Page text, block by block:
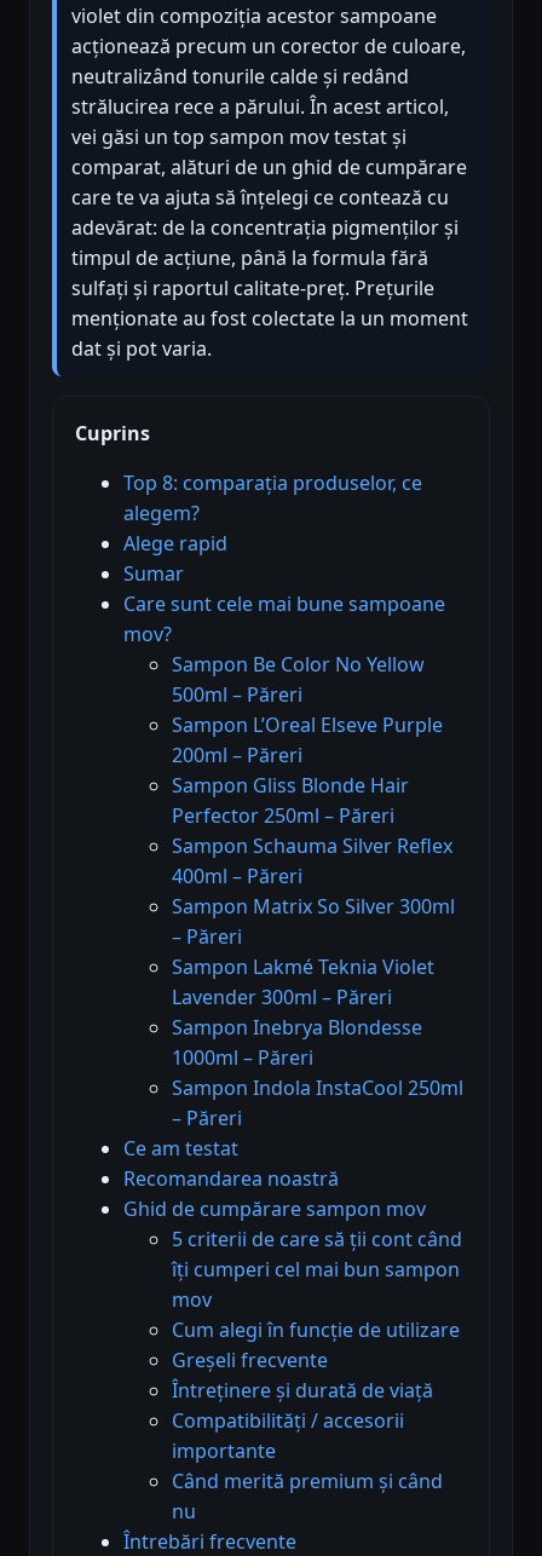
violet din compoziția acestor sampoane
acționează precum un corector de culoare,
neutralizând tonurile calde și redând
strălucirea rece a părului. În acest articol,
vei găsi un top sampon mov testat și
comparat, alături de un ghid de cumpărare
care te va ajuta să înțelegi ce contează cu
adevărat: de la concentrația pigmenților și
timpul de acțiune, până la formula fără
sulfați și raportul calitate-preț. Prețurile
menționate au fost colectate la un moment
dat și pot varia.
Cuprins
Top 8: comparația produselor, ce
alegem?
Alege rapid
Sumar
Care sunt cele mai bune sampoane
mov?
Sampon Be Color No Yellow
500ml – Păreri
Sampon L’Oreal Elseve Purple
200ml – Păreri
Sampon Gliss Blonde Hair
Perfector 250ml – Păreri
Sampon Schauma Silver Reflex
400ml – Păreri
Sampon Matrix So Silver 300ml
– Păreri
Sampon Lakmé Teknia Violet
Lavender 300ml – Păreri
Sampon Inebrya Blondesse
1000ml – Păreri
Sampon Indola InstaCool 250ml
– Păreri
Ce am testat
Recomandarea noastră
Ghid de cumpărare sampon mov
5 criterii de care să ții cont când
îți cumperi cel mai bun sampon
mov
Cum alegi în funcție de utilizare
Greșeli frecvente
Întreținere și durată de viață
Compatibilități / accesorii
importante
Când merită premium și când
nu
Întrebări frecvente